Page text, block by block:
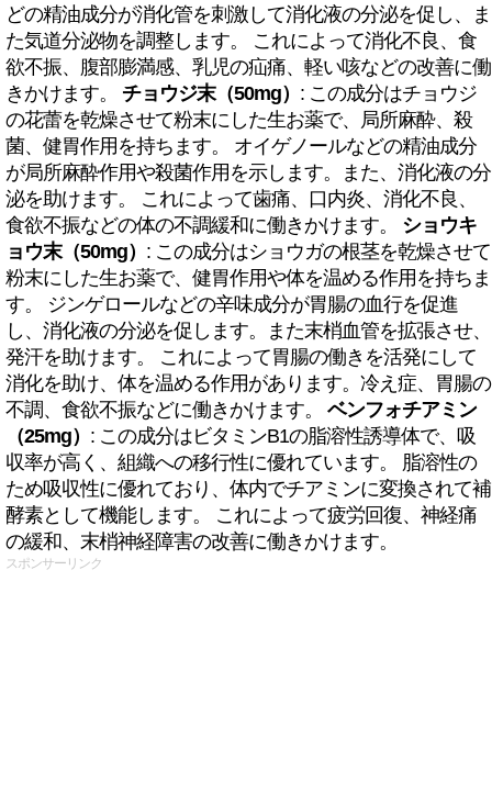
どの精油成分が消化管を刺激して消化液の分泌を促し、ま
た気道分泌物を調整します。 これによって消化不良、食
欲不振、腹部膨満感、乳児の疝痛、軽い咳などの改善に働
きかけます。 チョウジ末（50mg） : この成分はチョウジ
の花蕾を乾燥させて粉末にした生お薬で、局所麻酔、殺
菌、健胃作用を持ちます。 オイゲノールなどの精油成分
が局所麻酔作用や殺菌作用を示します。また、消化液の分
泌を助けます。 これによって歯痛、口内炎、消化不良、
食欲不振などの体の不調緩和に働きかけます。 ショウキ
ョウ末（50mg） : この成分はショウガの根茎を乾燥させて
粉末にした生お薬で、健胃作用や体を温める作用を持ちま
す。 ジンゲロールなどの辛味成分が胃腸の血行を促進
し、消化液の分泌を促します。また末梢血管を拡張させ、
発汗を助けます。 これによって胃腸の働きを活発にして
消化を助け、体を温める作用があります。冷え症、胃腸の
不調、食欲不振などに働きかけます。 ベンフォチアミン
（25mg） : この成分はビタミンB1の脂溶性誘導体で、吸
収率が高く、組織への移行性に優れています。 脂溶性の
ため吸収性に優れており、体内でチアミンに変換されて補
酵素として機能します。 これによって疲労回復、神経痛
の緩和、末梢神経障害の改善に働きかけます。
スポンサーリンク